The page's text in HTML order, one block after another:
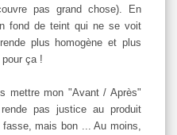
pas grand chose). En
fond de teint qui ne se voit
plus homogène et plus
ça !
mettre mon "Avant / Après"
pas justice au produit
mais bon ... Au moins,